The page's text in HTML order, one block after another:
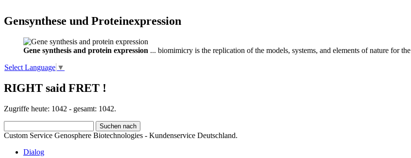
Gensynthese und Proteinexpression
Gene synthesis and protein expression ... biomimicry is the replication of the models, systems, and elements of nature for
Select Language ▼
RIGHT said FRET !
Zugriffe heute: 1042 - gesamt: 1042.
Custom Service Genosphere Biotechnologies - Kundenservice Deutschland.
Dialog